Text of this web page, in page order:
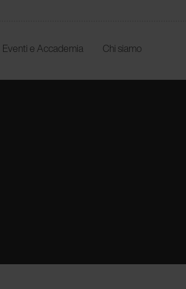
Eventi e Accademia Chi siamo